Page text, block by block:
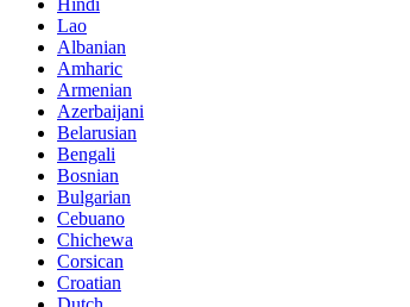
Hindi
Lao
Albanian
Amharic
Armenian
Azerbaijani
Belarusian
Bengali
Bosnian
Bulgarian
Cebuano
Chichewa
Corsican
Croatian